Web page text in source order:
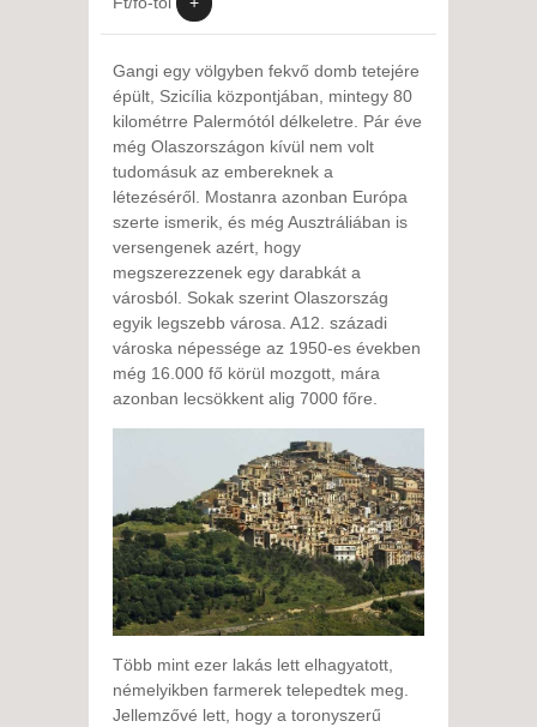
Gangi egy völgyben fekvő domb tetejére
épült, Szicília központjában, mintegy 80
kilométrre Palermótól délkeletre. Pár éve
még Olaszországon kívül nem volt
tudomásuk az embereknek a
létezéséről. Mostanra azonban Európa
szerte ismerik, és még Ausztráliában is
versengenek azért, hogy
megszerezzenek egy darabkát a
városból. Sokak szerint Olaszország
egyik legszebb városa. A12. századi
városka népessége az 1950­-es években
még 16.000 fő körül mozgott, mára
azonban lecsökkent alig 7000 főre.
Több mint ezer lakás lett elhagyatott,
némelyikben farmerek telepedtek meg.
Jellemzővé lett, hogy a toronyszerű